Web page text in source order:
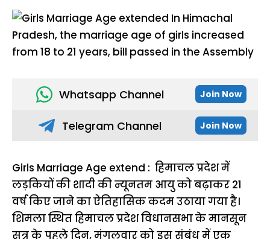
Whatsapp Channel Join Now
Telegram Channel Join Now
Girls Marriage Age extend : हिमाचल प्रदेश में
लड़कियों की शादी की न्यूनतम आयु को बढ़ाकर 21
वर्ष किए जाने का ऐतिहासिक कदम उठाया गया है।
शिमला स्थित हिमाचल प्रदेश विधानसभा के मानसून
सत्र के पहले दिन, मंगलवार को इस संबंध में एक